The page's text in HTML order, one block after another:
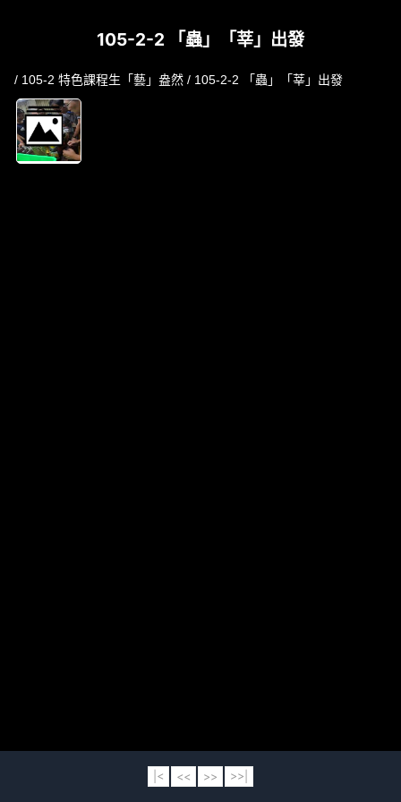
105-2-2 「蟲」「莘」出發
/ 105-2 特色課程生「藝」盎然 / 105-2-2 「蟲」「莘」出發
|< << >> >>|